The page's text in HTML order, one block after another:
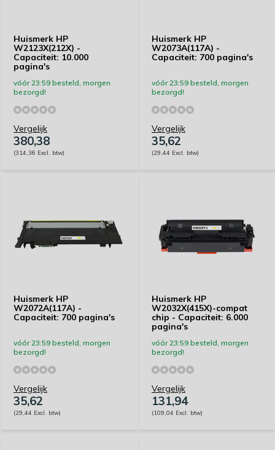
Huismerk HP
W2123X(212X) -
Capaciteit: 10.000
pagina's
vóór 23:59 besteld, morgen
bezorgd!
Vergelijk
380,38
(314,36 Excl. btw)
Huismerk HP
W2073A(117A) -
Capaciteit: 700 pagina's
vóór 23:59 besteld, morgen
bezorgd!
Vergelijk
35,62
(29,44 Excl. btw)
Huismerk HP
W2072A(117A) -
Capaciteit: 700 pagina's
vóór 23:59 besteld, morgen
bezorgd!
Vergelijk
35,62
(29,44 Excl. btw)
Huismerk HP
W2032X(415X)-compat
chip - Capaciteit: 6.000
pagina's
vóór 23:59 besteld, morgen
bezorgd!
Vergelijk
131,94
(109,04 Excl. btw)